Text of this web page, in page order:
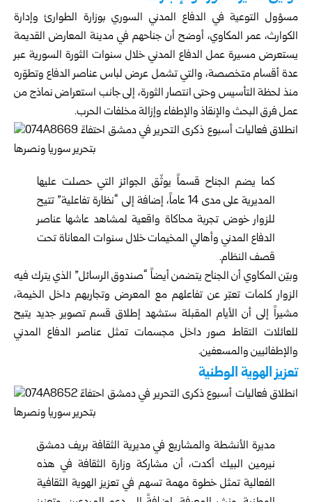
مسؤول التوعية في الدفاع المدني السوري بوزارة الطوارئ وإدارة
الكوارث، عمر المكاوي، أوضح أن جناحهم في مدينة المعارض القديمة
يستعرض مسيرة عمل الدفاع المدني خلال سنوات الثورة السورية عبر
عدة أقسام متخصصة، والتي تشمل عرض لباس عناصر الدفاع وتطوّره
منذ لحظة التأسيس وحتى انتصار الثورة، إلى جانب استعراض نماذج من
عمل فرق البحث والإنقاذ والإطفاء وإزالة مخلفات الحرب.
كما يضم الجناح قسماً يوثّق الجوائز التي حصلت عليها
المديرية على مدى 14 عاماً، إضافة إلى “نظارة تفاعلية” تتيح
للزوار خوض تجربة محاكاة واقعية لمشاهد عاشها عناصر
الدفاع المدني وأهالي المخيمات خلال سنوات المعاناة تحت
قصف النظام.
وبيّن المكاوي أن الجناح يتضمن أيضاً “صندوق الرسائل” الذي يترك فيه
الزوار كلمات تعبّر عن تفاعلهم مع المعرض وتجاربهم داخل الخيمة،
مشيراً إلى أن الأيام المقبلة ستشهد إطلاق قسم تصوير جديد يتيح
للعائلات التقاط صور داخل مجسمات تمثل عناصر الدفاع المدني
والإطفائيين والمسعفين.
تعزيز الهوية الوطنية
مديرة الأنشطة والمشاريع في مديرية الثقافة بريف دمشق
نيرمين البيك أكدت، أن مشاركة وزارة الثقافة في هذه
الفعالية تمثل خطوة مهمة تسهم في تعزيز الهوية الثقافية